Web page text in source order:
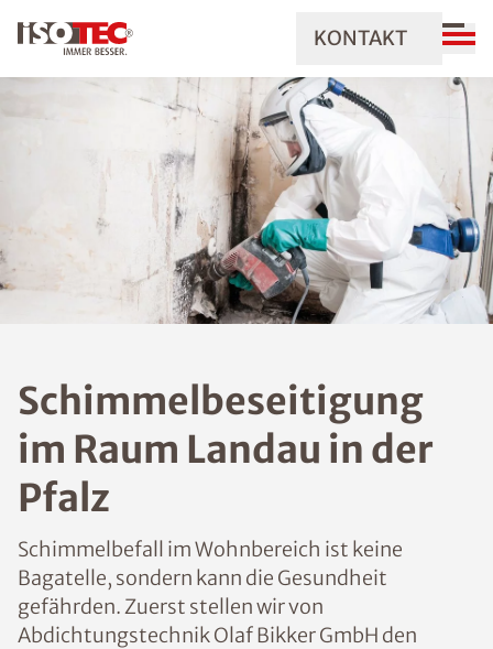
KONTAKT
Schimmelbeseitigung
im Raum Landau in der
Pfalz
Schimmelbefall im Wohnbereich ist keine
Bagatelle, sondern kann die Gesundheit
gefährden. Zuerst stellen wir von
Abdichtungstechnik Olaf Bikker GmbH den